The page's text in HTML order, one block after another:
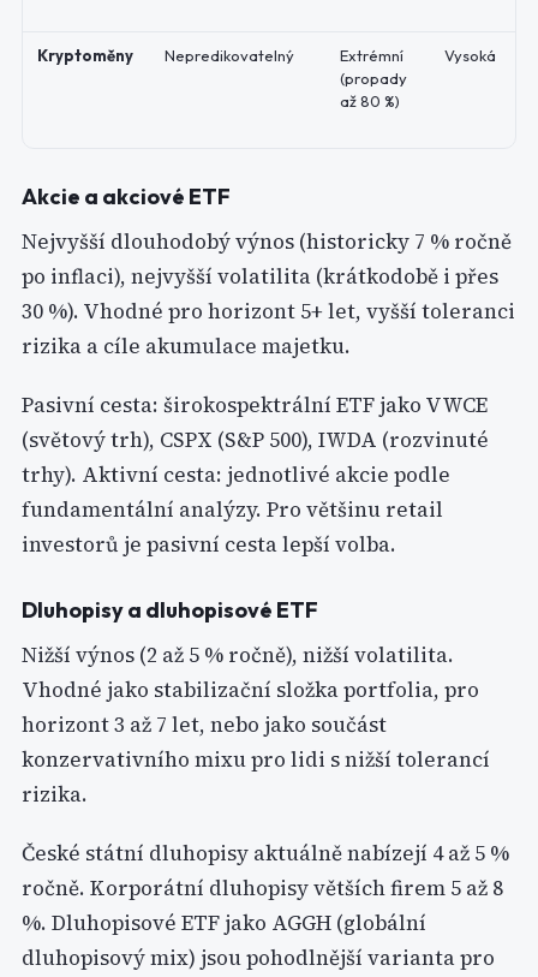
Kryptoměny Nepredikovatelný
Extrémní
(propady
až 80 %)
Vysoká
Akcie a akciové ETF
Nejvyšší dlouhodobý výnos (historicky 7 % ročně
po inflaci), nejvyšší volatilita (krátkodobě i přes
30 %). Vhodné pro horizont 5+ let, vyšší toleranci
rizika a cíle akumulace majetku.
Pasivní cesta: širokospektrální ETF jako VWCE
(světový trh), CSPX (S&P 500), IWDA (rozvinuté
trhy). Aktivní cesta: jednotlivé akcie podle
fundamentální analýzy. Pro většinu retail
investorů je pasivní cesta lepší volba.
Dluhopisy a dluhopisové ETF
Nižší výnos (2 až 5 % ročně), nižší volatilita.
Vhodné jako stabilizační složka portfolia, pro
horizont 3 až 7 let, nebo jako součást
konzervativního mixu pro lidi s nižší tolerancí
rizika.
České státní dluhopisy aktuálně nabízejí 4 až 5 %
ročně. Korporátní dluhopisy větších firem 5 až 8
%. Dluhopisové ETF jako AGGH (globální
dluhopisový mix) jsou pohodlnější varianta pro